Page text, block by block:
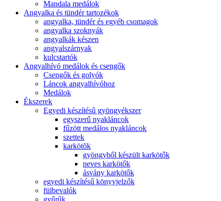
Mandala medálok
Angyalka és tündér tartozékok
angyalka, tündér és egyéb csomagok
angyalka szoknyák
angyalkák készen
angyalszárnyak
kulcstartók
Angyalhívó medálok és csengők
Csengők és golyók
Láncok angyalhívóhoz
Medálok
Ékszerek
Egyedi készítésû gyöngyékszer
egyszerű nyakláncok
fűzött medálos nyakláncok
szettek
karkötõk
gyöngyből készült karkötők
neves karkötők
ásvány karkötők
egyedi készítésű könyvjelzők
fülbevalók